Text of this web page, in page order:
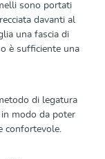
sono portati
davanti al
una fascia di
è sufficiente una
di legatura
modo da poter
confortevole.